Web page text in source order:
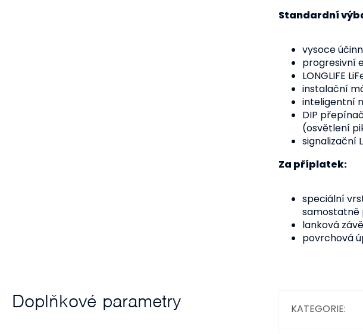
Standardní
vysoce
progresivní
LONGLIFE
instalační
inteligentní
DIP
(osvětlení
signalizační
Za příplatek:
speciální
samostatně
lanková
povrchová
Doplňkové parametry KATEGORIE: